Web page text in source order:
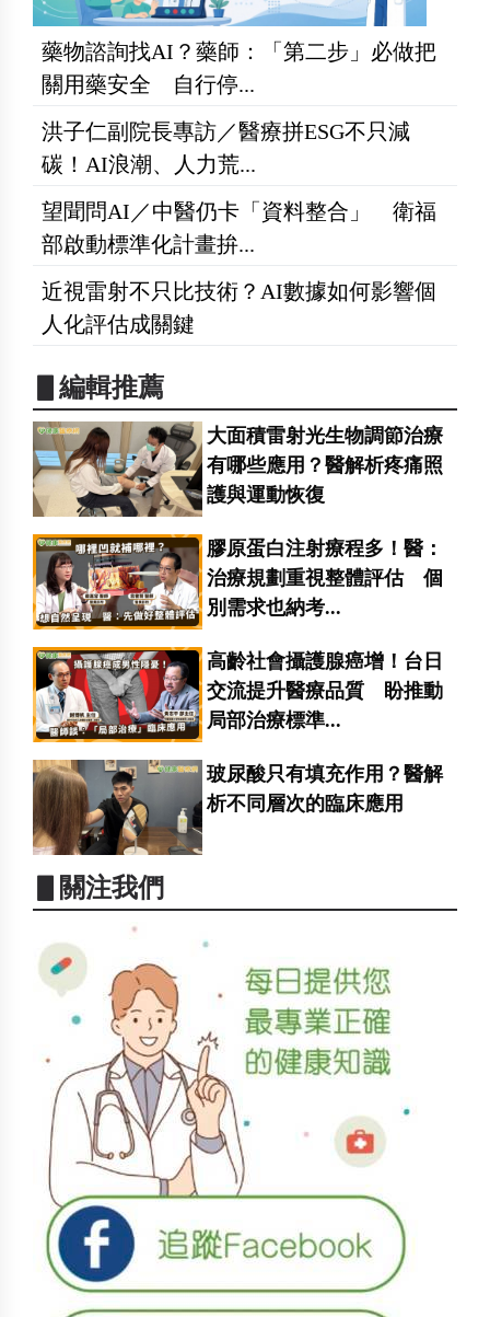
藥物諮詢找AI？藥師：「第二步」必做把
關用藥安全 自行停...
洪子仁副院長專訪／醫療拼ESG不只減
碳！AI浪潮、人力荒...
望聞問AI／中醫仍卡「資料整合」 衛福
部啟動標準化計畫拚...
近視雷射不只比技術？AI數據如何影響個
人化評估成關鍵
▋編輯推薦
大面積雷射光生物調節治療
有哪些應用？醫解析疼痛照
護與運動恢復
膠原蛋白注射療程多！醫：
治療規劃重視整體評估 個
別需求也納考...
高齡社會攝護腺癌增！台日
交流提升醫療品質 盼推動
局部治療標準...
玻尿酸只有填充作用？醫解
析不同層次的臨床應用
▋關注我們